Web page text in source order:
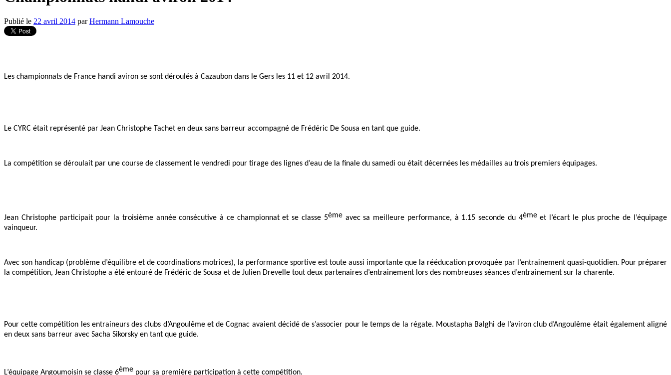
Publié le 22 avril 2014 par Hermann Lamouche
Les championnats de France handi aviron se sont déroulés à Cazaubon dans le Gers les 11 et 12 avril 2014.
Le CYRC était représenté par Jean Christophe Tachet en deux sans barreur accompagné de Frédéric De Sousa en tant que guide.
La compétition se déroulait par une course de classement le vendredi pour tirage des lignes d’eau de la finale du samedi ou était décernées les médailles au trois premiers équipages.
Jean Christophe participait pour la troisième année consécutive à ce championnat et se classe 5èmeavec sa meilleure performance, à 1.15 seconde du 4èmeet l’écart le plus proche de l’équipage
vainqueur.
Avec son handicap (problème d’équilibre et de coordinations motrices), la performance sportive est toute aussi importante que la rééducation provoquée par l’entrainement quasi-quotidien. Pour préparer
la compétition, Jean Christophe a été entouré de Frédéric de Sousa et de Julien Drevelle tout deux partenaires d’entrainement lors des nombreuses séances d’entrainement sur la charente.
Pour cette compétition les entraineurs des clubs d’Angoulême et de Cognac avaient décidé de s’associer pour le temps de la régate. Moustapha Balghi de l’aviron club d’Angoulême était également aligné
en deux sans barreur avec Sacha Sikorsky en tant que guide.
L’équipage Angoumoisin se classe 6ème pour sa première participation à cette compétition.